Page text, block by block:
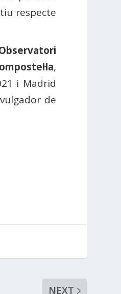
respecte
,
i Madrid
de
NEXT